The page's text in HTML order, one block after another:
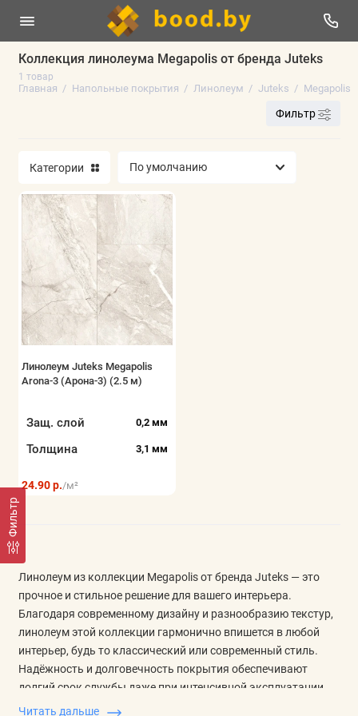
Коллекция линолеума Megapolis от бренда Juteks
1 товар
Главная Напольные покрытия Линолеум Juteks Megapolis
Фильтр
Линолеум
Виниловые полы
Паркетная доска
Ковролин
Искусственная трава
Аксессуары
Показать все
Фильтр
Категории
Линолеум Juteks Megapolis
Arona-3 (Арона-3) (2.5 м)
Защ. слой 0,2 мм
Толщина 3,1 мм
24.90 р./м²
Линолеум из коллекции Megapolis от бренда Juteks — это
прочное и стильное решение для вашего интерьера.
Благодаря современному дизайну и разнообразию текстур,
линолеум этой коллекции гармонично впишется в любой
интерьер, будь то классический или современный стиль.
Надёжность и долговечность покрытия обеспечивают
долгий срок службы даже при интенсивной эксплуатации.
Выбирая линолеум Megapolis, вы получаете не только
Читать дальше